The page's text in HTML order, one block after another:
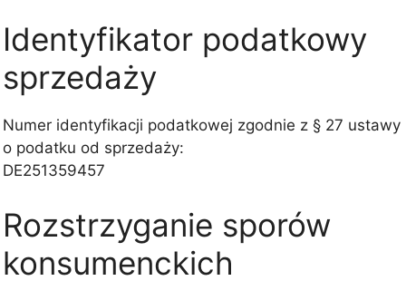
Identyfikator podatkowy
sprzedaży
Numer identyfikacji podatkowej zgodnie z § 27 ustawy
o podatku od sprzedaży:
DE251359457
Rozstrzyganie sporów
konsumenckich